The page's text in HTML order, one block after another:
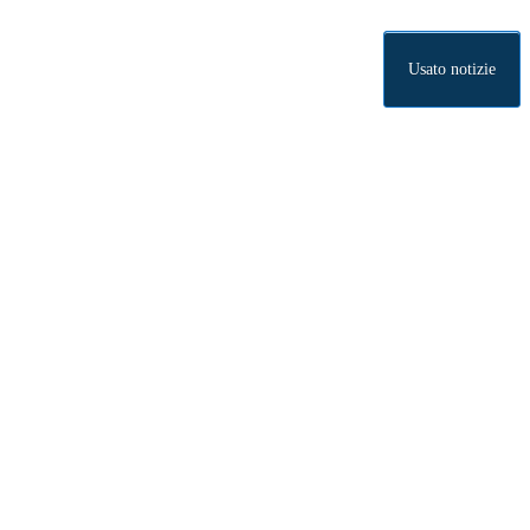
Usato notizie